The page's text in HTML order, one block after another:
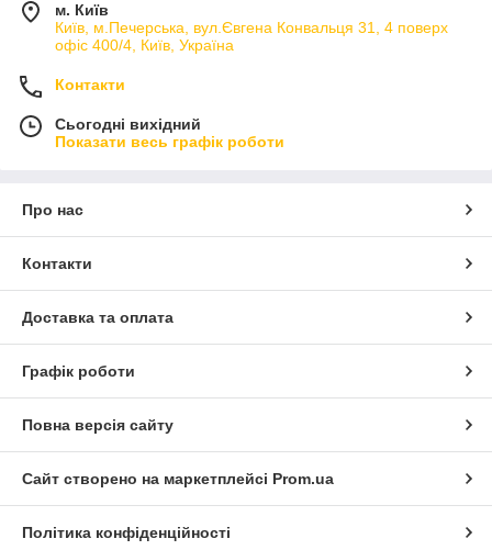
м. Київ
Київ, м.Печерська, вул.Євгена Конвальця 31, 4 поверх
офіс 400/4, Київ, Україна
Контакти
Сьогодні вихідний
Показати весь графік роботи
Про нас
Контакти
Доставка та оплата
Графік роботи
Повна версія сайту
Сайт створено на маркетплейсі Prom.ua
Політика конфіденційності